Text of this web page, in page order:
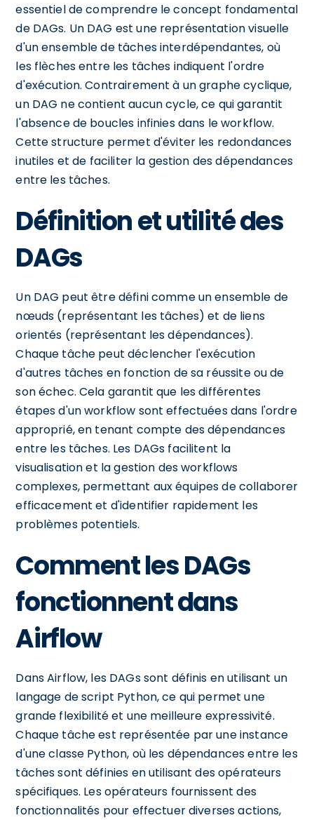
essentiel de comprendre le concept fondamental
de DAGs. Un DAG est une représentation visuelle
d'un ensemble de tâches interdépendantes, où
les flèches entre les tâches indiquent l'ordre
d'exécution. Contrairement à un graphe cyclique,
un DAG ne contient aucun cycle, ce qui garantit
l'absence de boucles infinies dans le workflow.
Cette structure permet d'éviter les redondances
inutiles et de faciliter la gestion des dépendances
entre les tâches.
Définition et utilité des
DAGs
Un DAG peut être défini comme un ensemble de
nœuds (représentant les tâches) et de liens
orientés (représentant les dépendances).
Chaque tâche peut déclencher l'exécution
d'autres tâches en fonction de sa réussite ou de
son échec. Cela garantit que les différentes
étapes d'un workflow sont effectuées dans l'ordre
approprié, en tenant compte des dépendances
entre les tâches. Les DAGs facilitent la
visualisation et la gestion des workflows
complexes, permettant aux équipes de collaborer
efficacement et d'identifier rapidement les
problèmes potentiels.
Comment les DAGs
fonctionnent dans
Airflow
Dans Airflow, les DAGs sont définis en utilisant un
langage de script Python, ce qui permet une
grande flexibilité et une meilleure expressivité.
Chaque tâche est représentée par une instance
d'une classe Python, où les dépendances entre les
tâches sont définies en utilisant des opérateurs
spécifiques. Les opérateurs fournissent des
fonctionnalités pour effectuer diverses actions,